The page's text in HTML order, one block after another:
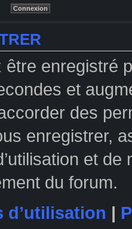
être enregistré
et
des
enregistrer,
et
du forum.
d’utilisation |